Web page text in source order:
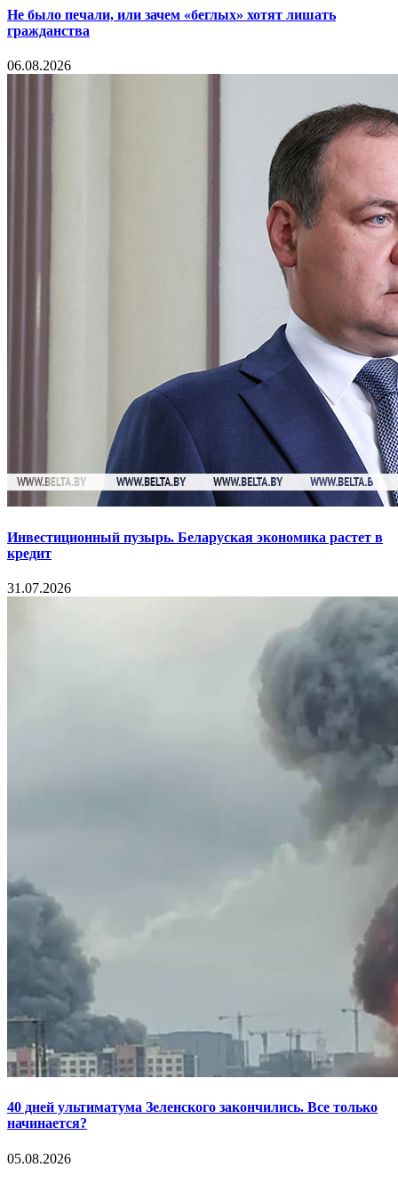
Не было печали, или зачем «беглых» хотят лишать
гражданства
06.08.2026
Инвестиционный пузырь. Беларуская экономика растет в
кредит
31.07.2026
40 дней ультиматума Зеленского закончились. Все только
начинается?
05.08.2026